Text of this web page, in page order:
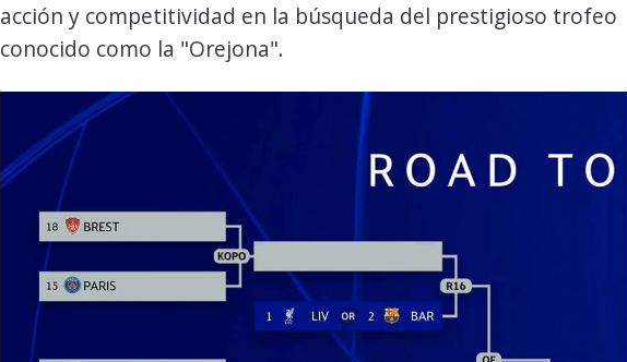
acción y competitividad en la búsqueda del prestigioso trofeo
conocido como la "Orejona".